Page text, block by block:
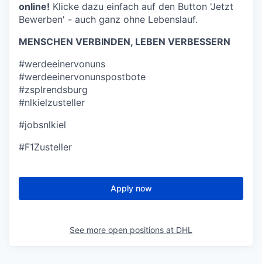
online! Klicke dazu einfach auf den Button 'Jetzt
Bewerben' - auch ganz ohne Lebenslauf.
MENSCHEN VERBINDEN, LEBEN VERBESSERN
#werdeeinervonuns
#werdeeinervonunspostbote
#zsplrendsburg
#nlkielzusteller
#jobsnlkiel
#F1Zusteller
Apply now
See more open positions at DHL